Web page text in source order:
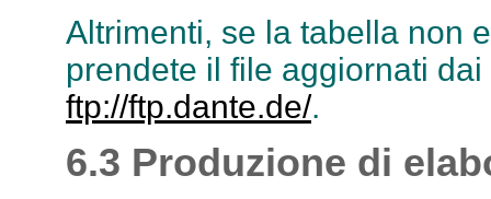
Altrimenti, se la tabella non
prendete il file aggiornati
ftp://ftp.dante.de/.
6.3 Produzione di